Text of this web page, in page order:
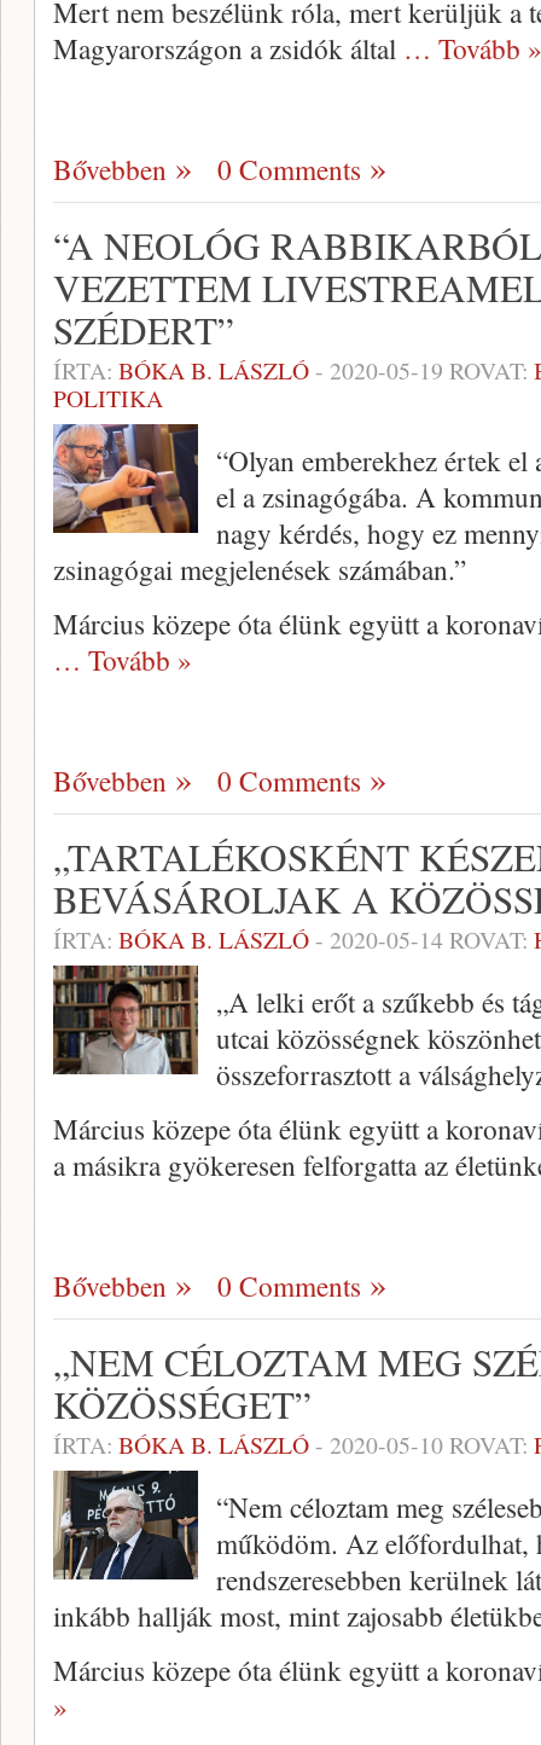
Mert nem beszélünk róla, mert kerüljük a
Magyarországon a zsidók által … Tovább »
Bővebben 0 Comments
“A NEOLÓG
VEZETTEM
SZÉDERT”
ÍRTA: BÓKA B. LÁSZLÓ- 2020-05-19 ROVAT:
POLITIKA
“Olyan emberekhez értek
el a zsinagógába. A
nagy kérdés, hogy ez
zsinagógai megjelenések számában.”
Március közepe óta élünk együtt a
… Tovább »
Bővebben 0 Comments
„TARTALÉKOSKÉNT
BEVÁSÁROLJAK A
ÍRTA: BÓKA B. LÁSZLÓ- 2020-05-14ROVAT:
„A lelki erőt a szűkebb és
utcai közösségnek
összeforrasztott a
Március közepe óta élünk együtt a
a másikra gyökeresen felforgatta az
Bővebben 0 Comments
„NEM CÉLOZTAM MEG
KÖZÖSSÉGET”
ÍRTA: BÓKA B. LÁSZLÓ- 2020-05-10ROVAT:
“Nem céloztam meg
működöm. Az előfordulhat,
rendszeresebben kerülnek
inkább hallják most, mint zajosabb
Március közepe óta élünk együtt a
»